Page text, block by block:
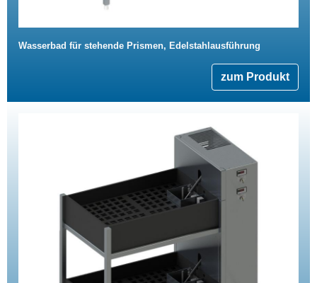
Wasserbad für stehende Prismen, Edelstahlausführung
zum Produkt